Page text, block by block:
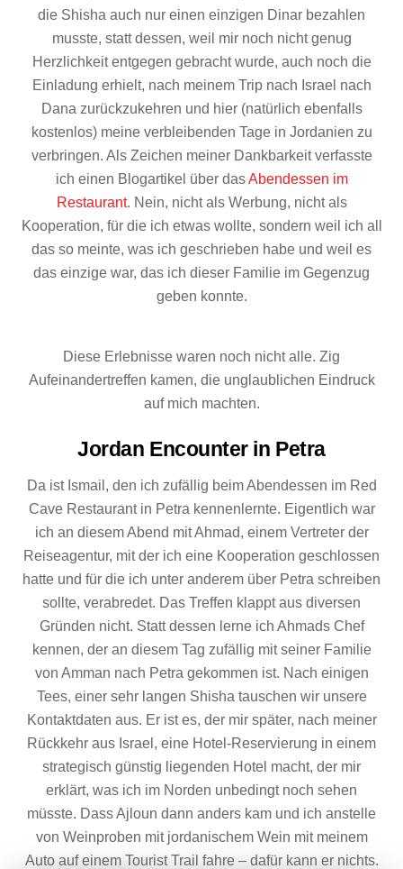
die Shisha auch nur einen einzigen Dinar bezahlen
musste, statt dessen, weil mir noch nicht genug
Herzlichkeit entgegen gebracht wurde, auch noch die
Einladung erhielt, nach meinem Trip nach Israel nach
Dana zurückzukehren und hier (natürlich ebenfalls
kostenlos) meine verbleibenden Tage in Jordanien zu
verbringen. Als Zeichen meiner Dankbarkeit verfasste
ich einen Blogartikel über dasAbendessen im
Restaurant. Nein, nicht als Werbung, nicht als
Kooperation, für die ich etwas wollte, sondern weil ich all
das so meinte, was ich geschrieben habe und weil es
das einzige war, das ich dieser Familie im Gegenzug
geben konnte.
Diese Erlebnisse waren noch nicht alle. Zig
Aufeinandertreffen kamen, die unglaublichen Eindruck
auf mich machten.
Jordan Encounter in Petra
Da ist Ismail, den ich zufällig beim Abendessen im Red
Cave Restaurant in Petra kennenlernte. Eigentlich war
ich an diesem Abend mit Ahmad, einem Vertreter der
Reiseagentur, mit der ich eine Kooperation geschlossen
hatte und für die ich unter anderem über Petra schreiben
sollte, verabredet. Das Treffen klappt aus diversen
Gründen nicht. Statt dessen lerne ich Ahmads Chef
kennen, der an diesem Tag zufällig mit seiner Familie
von Amman nach Petra gekommen ist. Nach einigen
Tees, einer sehr langen Shisha tauschen wir unsere
Kontaktdaten aus. Er ist es, der mir später, nach meiner
Rückkehr aus Israel, eine Hotel-Reservierung in einem
strategisch günstig liegenden Hotel macht, der mir
erklärt, was ich im Norden unbedingt noch sehen
müsste. Dass Ajloun dann anders kam und ich anstelle
von Weinproben mit jordanischem Wein mit meinem
Auto auf einem Tourist Trail fahre – dafür kann er nichts.